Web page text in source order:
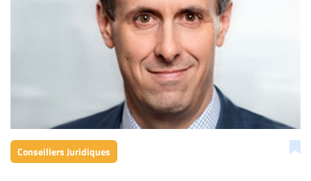
Conseillers Juridiques